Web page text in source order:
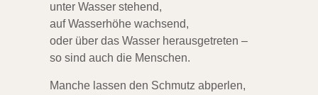
unter Wasser stehend,
auf Wasserhöhe wachsend,
oder über das Wasser herausgetreten –
so sind auch die Menschen.
Manche lassen den Schmutz abperlen,